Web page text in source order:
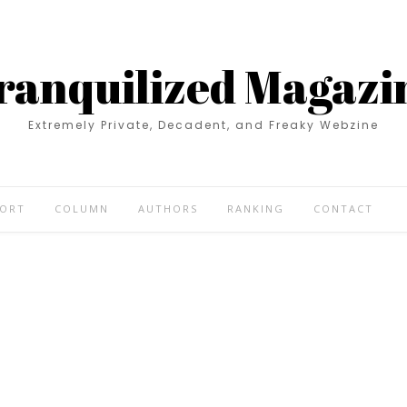
Extremely Private, Decadent, and Freaky Webzine
COLUMN AUTHORS RANKING CONTACT